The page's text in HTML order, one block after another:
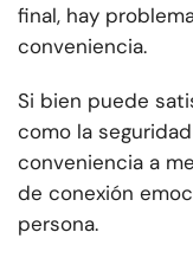
final, hay
conveniencia.
Si bien puede
como la
conveniencia a
de conexión
persona.